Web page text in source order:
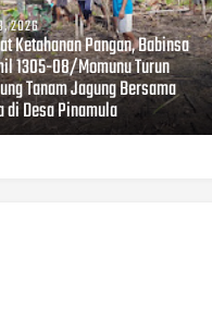
2026
Ketahanan Pangan, Babinsa
1305-08/Momunu Turun
Tanam Jagung Bersama
di Desa Pinamula